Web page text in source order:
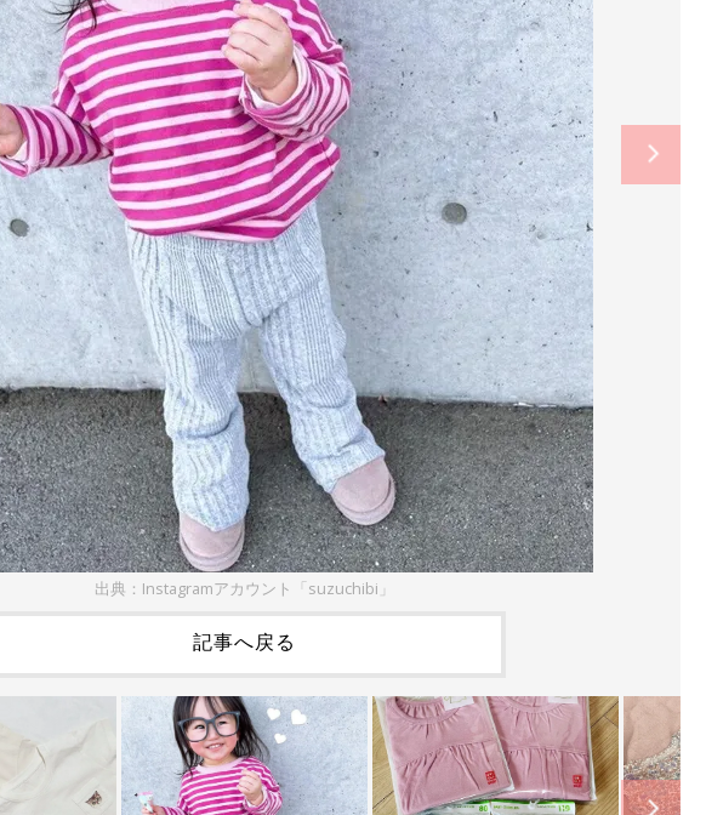
出典：Instagramアカウント「suzuchibi」
記事へ戻る